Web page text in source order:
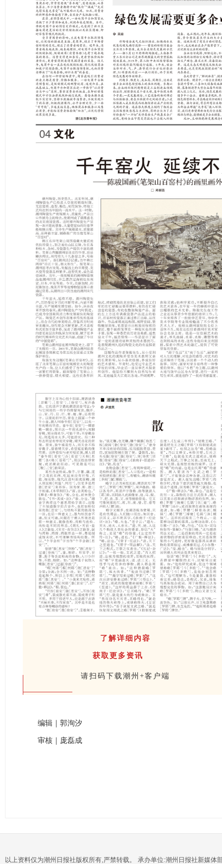
了解详细内容
获取更多资讯
请扫码下载潮州+客户端
编辑｜郭洵汐
审核｜庞磊成
以上资料仅为潮州日报社版权所有,严禁转载。 承办单位:潮州日报社新媒体